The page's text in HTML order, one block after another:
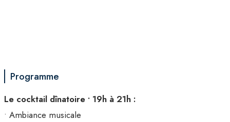
Programme
Le cocktail dînatoire • 19h à 21h :
• Ambiance musicale